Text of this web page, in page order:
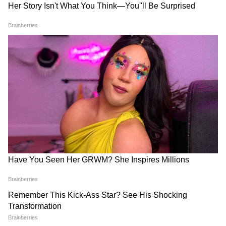
বিচার পাবে: আশ্বাস হেমন্ত
পরিস্থিতি এখনও ভয়াবহ, মৃত ৯৯
LATEST VIDEOS
Tapas Roy: TMC আমলে শিল্পে কী
হয়েছিল? শিল্প নিয়ে মন্ত্রী তাপসের
বিস্ফোরক দাবি!
Sumit Roy News: ২ মাস কোথায় লুকিয়ে
ছিলেন? 'রহস্যজনক' জবাব দিলেন সুমিত
রায়!